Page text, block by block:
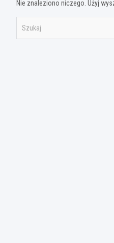
Nie znaleziono niczego. Użyj